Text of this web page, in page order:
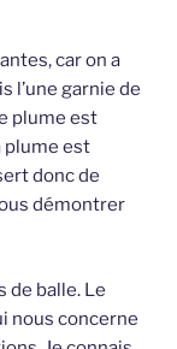
car on a
l’une garnie de
plume est
plume est
donc de
démontrer
de balle. Le
nous concerne